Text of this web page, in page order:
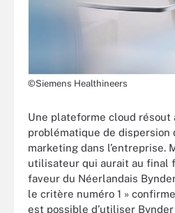
©Siemens Healthineers
Une plateforme cloud résout
problématique de dispersion
marketing dans l’entreprise.
utilisateur qui aurait au final
faveur du Néerlandais
le critère numéro 1 »
est possible d’utiliser